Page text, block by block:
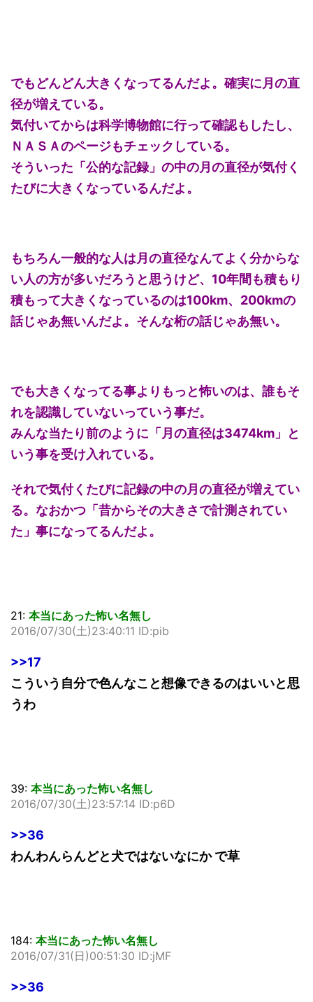
でもどんどん大きくなってるんだよ。確実に月の直
径が増えている。
気付いてからは科学博物館に行って確認もしたし、
ＮＡＳＡのページもチェックしている。
そういった「公的な記録」の中の月の直径が気付く
たびに大きくなっているんだよ。
もちろん一般的な人は月の直径なんてよく分からな
い人の方が多いだろうと思うけど、10年間も積もり
積もって大きくなっているのは100km、200kmの
話じゃあ無いんだよ。そんな桁の話じゃあ無い。
でも大きくなってる事よりもっと怖いのは、誰もそ
れを認識していないっていう事だ。
みんな当たり前のように「月の直径は3474km」と
いう事を受け入れている。
それで気付くたびに記録の中の月の直径が増えてい
る。なおかつ「昔からその大きさで計測されてい
た」事になってるんだよ。
21: 本当にあった怖い名無し
2016/07/30(土)23:40:11 ID:pib
>>17
こういう自分で色んなこと想像できるのはいいと思
うわ
39: 本当にあった怖い名無し
2016/07/30(土)23:57:14 ID:p6D
>>36
わんわんらんどと犬ではないなにか で草
184: 本当にあった怖い名無し
2016/07/31(日)00:51:30 ID:jMF
>>36